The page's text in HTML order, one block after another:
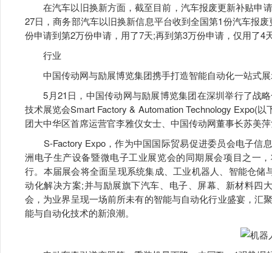
在汽车以旧换新方面，截至目前，汽车报废更新补贴申
27日，商务部汽车以旧换新信息平台收到全国第1份汽车报
份申请到第2万份申请，用了7天;再到第3万份申请，仅用了4
行业
中国传动网与励展博览集团携手打造智能自动化一站式
5月21日，中国传动网与励展博览集团在深圳举行了战
技术展览会Smart Factory & Automation Technology Expo(
团大中华区首席运营官李雅仪女士、中国传动网董事长苏美
S-Factory Expo，作为中国国际贸易促进委员会电子信
洲电子生产设备暨微电子工业展览会的同期展会项目之一
行。本届展会将全面呈现系统集成、工业机器人、智能仓
动化解决方案;并与励展旗下汽车、电子、屏幕、新材料四
会，为业界呈现一场前所未有的智能与自动化行业盛宴，汇
能与自动化技术的新浪潮。